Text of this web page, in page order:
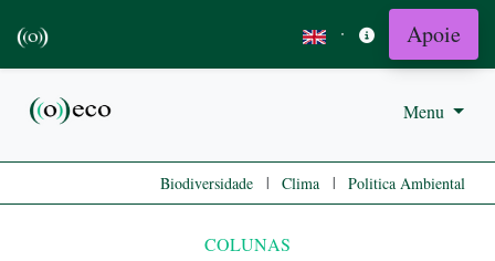
· Apoie
Menu
Biodiversidade | Clima | Politica Ambiental
COLUNAS